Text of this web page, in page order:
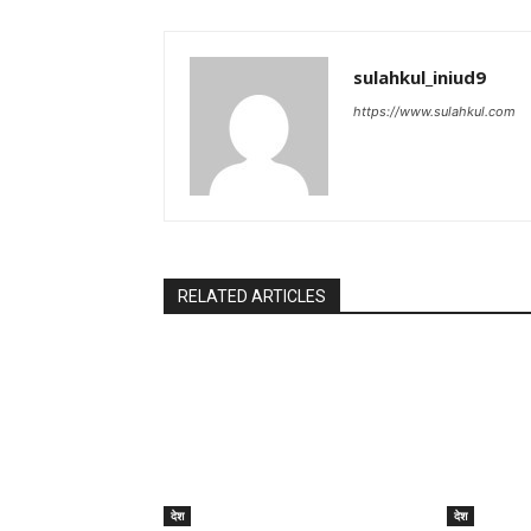
sulahkul_iniud9
https://www.sulahkul.com
RELATED ARTICLES
देश देश